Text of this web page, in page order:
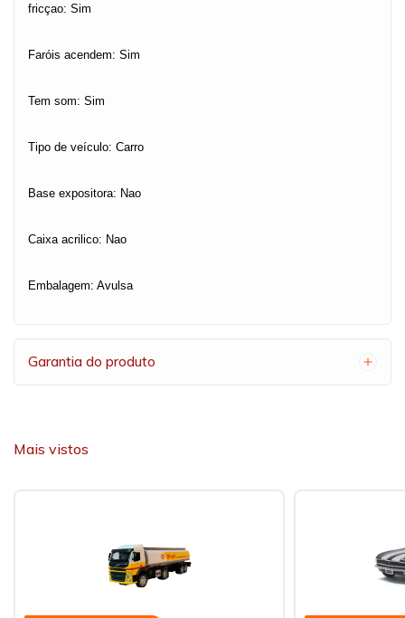
fricçao: Sim
Faróis acendem: Sim
Tem som: Sim
Tipo de veículo: Carro
Base expositora: Nao
Caixa acrilico: Nao
Embalagem: Avulsa
Garantia do produto
Mais vistos